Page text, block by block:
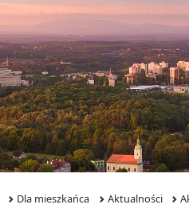
Dla mieszkańca Aktualności